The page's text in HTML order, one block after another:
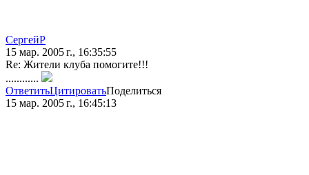
СергейР
15 мар. 2005 г., 16:35:55
Re: Жители клуба помогите!!!
............
ОтветитьЦитироватьПоделиться
15 мар. 2005 г., 16:45:13